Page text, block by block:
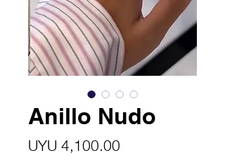
Anillo Nudo
UYU 4,100.00